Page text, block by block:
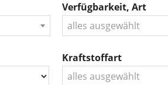
Verfügbarkeit, Art
alles ausgewählt
Kraftstoffart
alles ausgewählt